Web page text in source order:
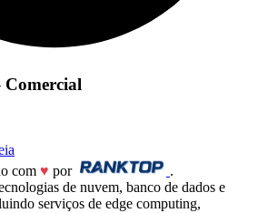
Comercial
com ♥ por
.
de nuvem, banco de dados e
serviços de edge computing,